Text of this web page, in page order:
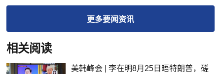
更多要闻资讯
相关阅读
美韩峰会 | 李在明8月25日晤特朗普，磋